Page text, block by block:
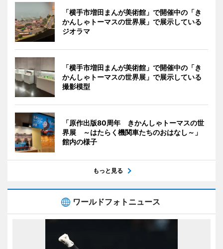
「横手市増田まんが美術館」で開催中の「き
かんしゃトーマスの世界展」で展示している
ジオラマ
「横手市増田まんが美術館」で開催中の「き
かんしゃトーマスの世界展」で展示している
撮影模型
「原作出版80周年 きかんしゃトーマスの世
界展 ～はたらく機関車たちのおはなし～」
館内の様子
もっと見る
ワールドフォトニュース